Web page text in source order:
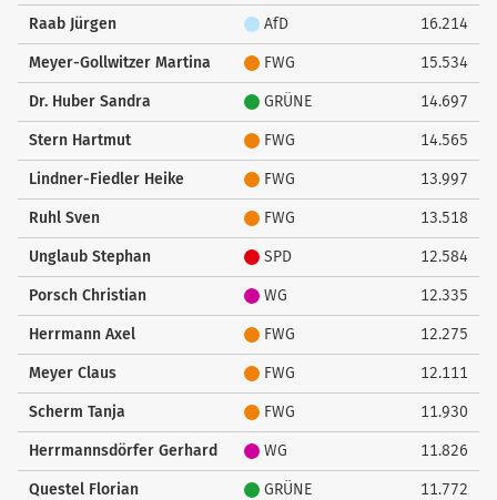
Raab Jürgen AfD 16.214
Meyer-Gollwitzer Martina FWG 15.534
Dr. Huber Sandra GRÜNE 14.697
Stern Hartmut FWG 14.565
Lindner-Fiedler Heike FWG 13.997
Ruhl Sven FWG 13.518
Unglaub Stephan SPD 12.584
Porsch Christian WG 12.335
Herrmann Axel FWG 12.275
Meyer Claus FWG 12.111
Scherm Tanja FWG 11.930
Herrmannsdörfer Gerhard WG 11.826
Questel Florian GRÜNE 11.772